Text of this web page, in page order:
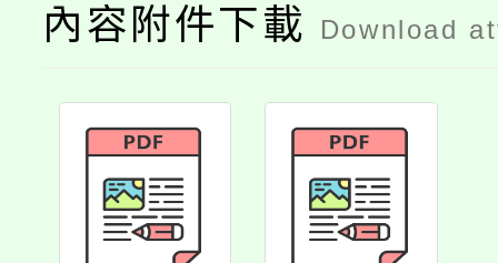
內容附件下載 Download